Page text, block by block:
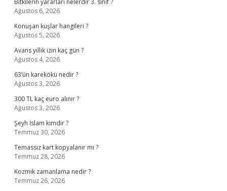
Bitkilerin yararları nelerdir 3. sınıf ?
Ağustos 6, 2026
Konuşan kuşlar hangileri ?
Ağustos 5, 2026
Avans yıllık izin kaç gün ?
Ağustos 4, 2026
63’ün karekökü nedir ?
Ağustos 3, 2026
300 TL kaç euro alınır ?
Ağustos 3, 2026
Şeyh İslam kimdir ?
Temmuz 30, 2026
Temassız kart kopyalanır mı ?
Temmuz 28, 2026
Kozmik zamanlama nedir ?
Temmuz 26, 2026